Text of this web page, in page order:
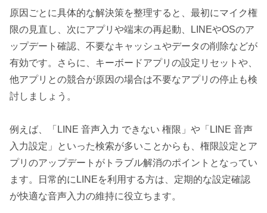
原因ごとに具体的な解決策を整理すると、最初にマイク権
限の見直し、次にアプリや端末の再起動、LINEやOSのア
ップデート確認、不要なキャッシュやデータの削除などが
有効です。さらに、キーボードアプリの設定リセットや、
他アプリとの競合が原因の場合は不要なアプリの停止も検
討しましょう。
例えば、「LINE 音声入力 できない 権限」や「LINE 音声
入力設定」といった検索が多いことからも、権限設定とア
プリのアップデートがトラブル解消のポイントとなってい
ます。日常的にLINEを利用する方は、定期的な設定確認
が快適な音声入力の維持に役立ちます。